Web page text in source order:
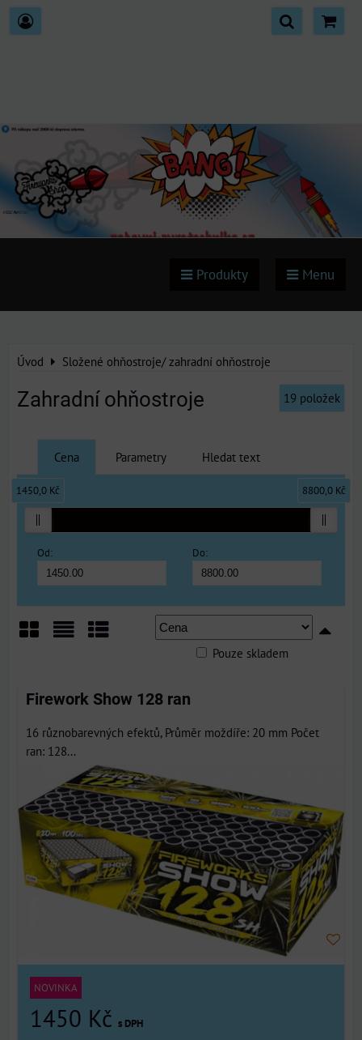
Produkty Menu
Úvod Složené ohňostroje/ zahradní ohňostroje
Zahradní ohňostroje 19 položek
Cena Parametry Hledat text
Od: Do:
1450,0 Kč 8800,0 Kč
Pouze skladem
Firework Show 128 ran
16 různobarevných efektů, Průměr moždíře: 20 mm Počet
ran: 128...
NOVINKA
1450 Kč s DPH